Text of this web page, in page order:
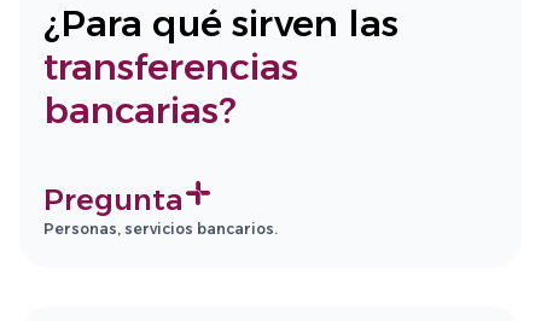
¿Para qué sirven las
transferencias
bancarias?
Pregunta
Personas, servicios bancarios.